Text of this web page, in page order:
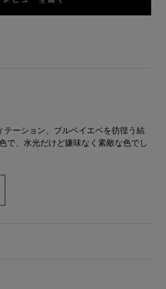
テーション、ブルベイエベを彷徨う結
で、水光だけど嫌味なく素敵な色でし